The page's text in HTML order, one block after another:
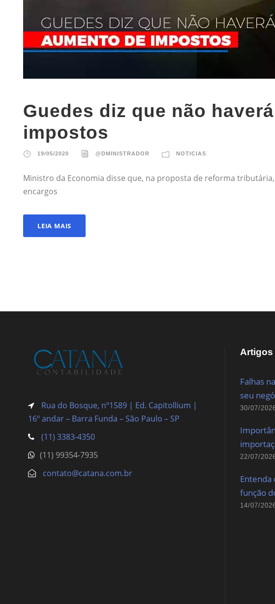
Guedes diz que não
impostos
19/05/2020 @DMINISTRADOR NOTICIAS
Ministro da Economia disse que, na proposta de reforma
encargos
LEIA MAIS
Rua do Bosque, nº1589 | Ed. Capitollium |
16º andar – Barra Funda – São Paulo – SP
(11) 3383-4350
(11) 99354-7935
contato@catana.com.br
Artigos
Falhas
seu
30/07/
22/07/
Entenda
função
14/07/